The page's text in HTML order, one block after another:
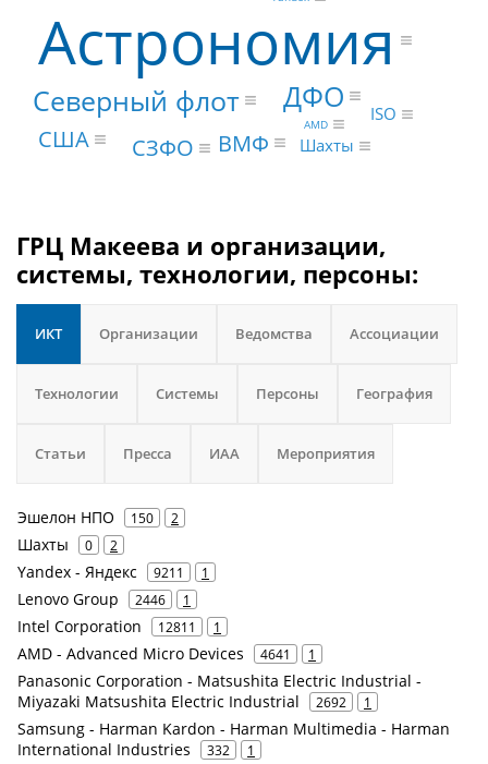
Астрономия
Северный флот ДФО
США СЗФО ВМФ Шахты
ISO
AMD
ГРЦ Макеева и организации,
системы, технологии, персоны:
ИКТ Организации Ведомства Ассоциации
Технологии Системы Персоны География
Статьи Пресса ИАА Мероприятия
Эшелон НПО 150 2
Шахты 0 2
Yandex - Яндекс 9211 1
Lenovo Group 2446 1
Intel Corporation 12811 1
AMD - Advanced Micro Devices 4641 1
Panasonic Corporation - Matsushita Electric Industrial -
Miyazaki Matsushita Electric Industrial
2692 1
Samsung - Harman Kardon - Harman Multimedia - Harman
International Industries
332 1